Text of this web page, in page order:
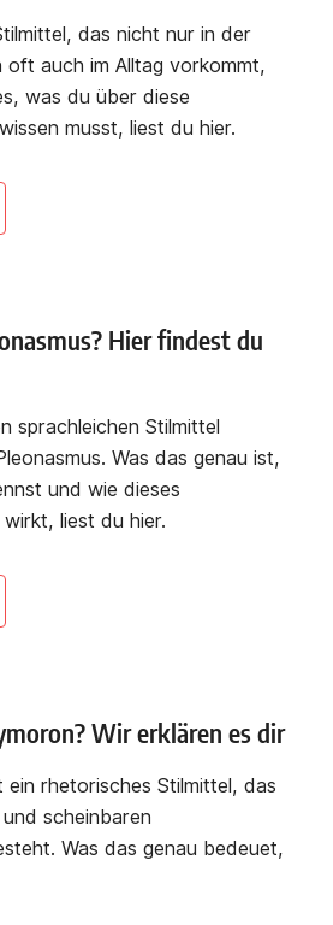
das nicht nur in der
oft auch im Alltag vorkommt,
was du über diese
musst, liest du hier.
Hier findest du
sprachleichen Stilmittel
Was das genau ist,
und wie dieses
liest du hier.
Wir erklären es dir
ein rhetorisches Stilmittel, das
scheinbaren
Was das genau bedeuet,